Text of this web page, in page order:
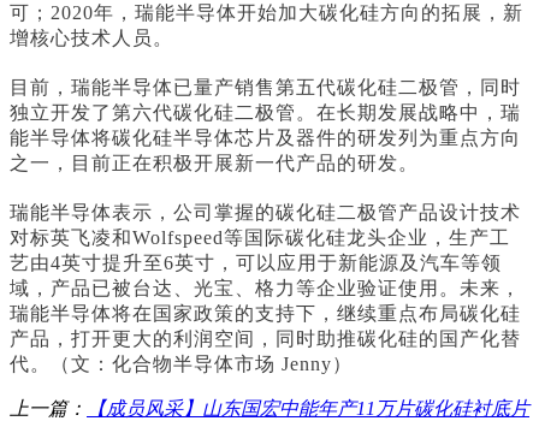
可；2020年，瑞能半导体开始加大碳化硅方向的拓展，新
增核心技术人员。
目前，瑞能半导体已量产销售第五代碳化硅二极管，同时
独立开发了第六代碳化硅二极管。在长期发展战略中，瑞
能半导体将碳化硅半导体芯片及器件的研发列为重点方向
之一，目前正在积极开展新一代产品的研发。
瑞能半导体表示，公司掌握的碳化硅二极管产品设计技术
对标英飞凌和Wolfspeed等国际碳化硅龙头企业，生产工
艺由4英寸提升至6英寸，可以应用于新能源及汽车等领
域，产品已被台达、光宝、格力等企业验证使用。未来，
瑞能半导体将在国家政策的支持下，继续重点布局碳化硅
产品，打开更大的利润空间，同时助推碳化硅的国产化替
代。（文：化合物半导体市场 Jenny）
上一篇： 【成员风采】山东国宏中能年产11万片碳化硅衬底片